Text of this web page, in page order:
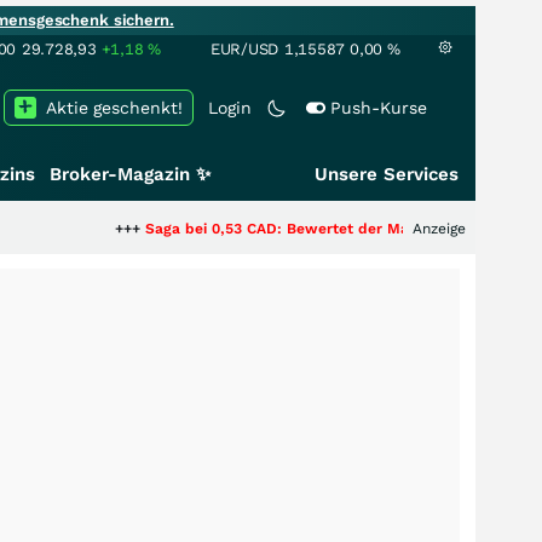
sichern.
29.728,93 +1,18% EUR/USD 1,15587 0,00 %
Login Push-Kurse
Aktie geschenkt!
Broker-Magazin ✨ Unsere Services
Saga bei 0,53 CAD: Bewertet der Markt noch immer nur die
Anzeige